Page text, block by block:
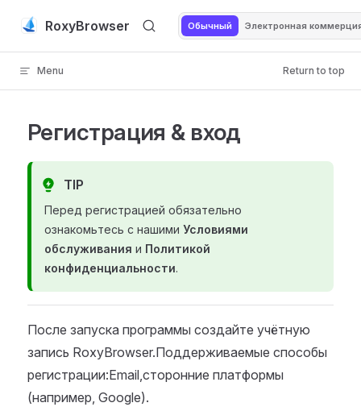
Skip to content
RoxyBrowser Обычный Электронная
Menu Return to top
Регистрация & вход
TIP
Перед регистрацией обязательно
ознакомьтесь с нашими Условиями
обслуживания и Политикой
конфиденциальности.
После запуска программы создайте учётную
запись RoxyBrowser.Поддерживаемые способы
регистрации:Email,сторонние платформы
(например, Google).